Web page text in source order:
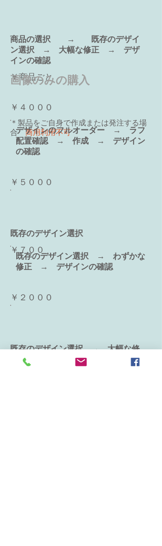
​商品の選択 → 既存のデザイ
ン選択 → 大幅な修正 → デザ
インの確認
￥商品ごと
画像のみの購入
￥４０００
＊製品をご自身で作成または発注する場
合商用利用不可
​デザインのフルオーダー → ラフ
配置確認 → 作成 → デザイン
の確認
￥５０００
既存のデザイン選択
￥７００
既存のデザイン選択 → わずかな
修正 → デザインの確認
￥２０００
​既存のデザイン選択 → 大幅な修
正 → デザインの確認